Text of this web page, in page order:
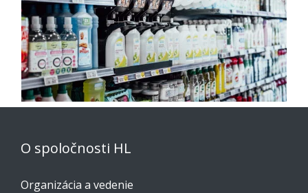
O spoločnosti HL
Organizácia a vedenie